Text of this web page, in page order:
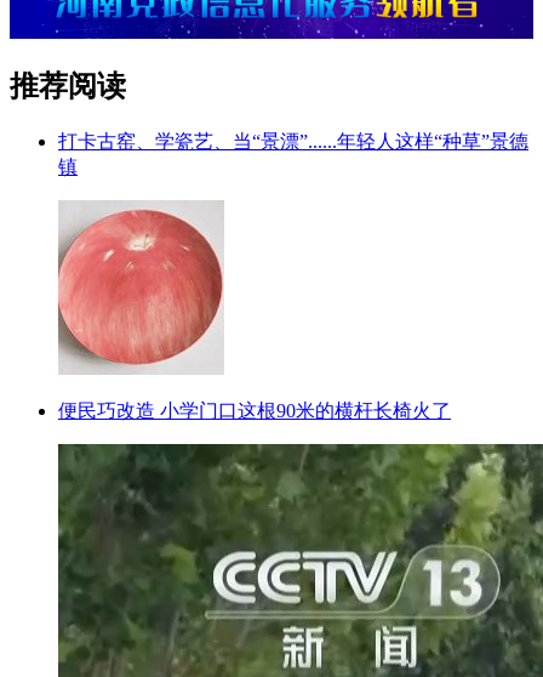
推荐阅读
打卡古窑、学瓷艺、当“景漂”......年轻人这样“种草”景德
镇
便民巧改造 小学门口这根90米的横杆长椅火了